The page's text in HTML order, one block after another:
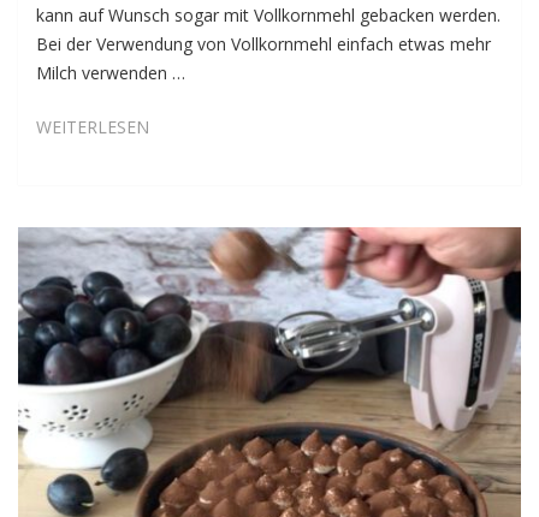
kann auf Wunsch sogar mit Vollkornmehl gebacken werden.
Bei der Verwendung von Vollkornmehl einfach etwas mehr
Milch verwenden …
WEITERLESEN
MARZIPAN